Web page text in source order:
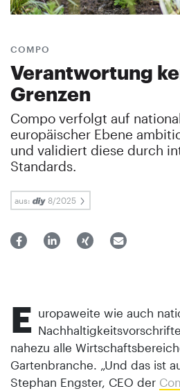
COMPO
Verantwortung
Grenzen
Compo verfolgt auf
europäischer Ebene
und validiert diese durch
Standards.
aus: 8/2025
E uropaweite wie auch
nahezu alle
Gartenbranche. „Und das ist
Stephan Engster, CEO der